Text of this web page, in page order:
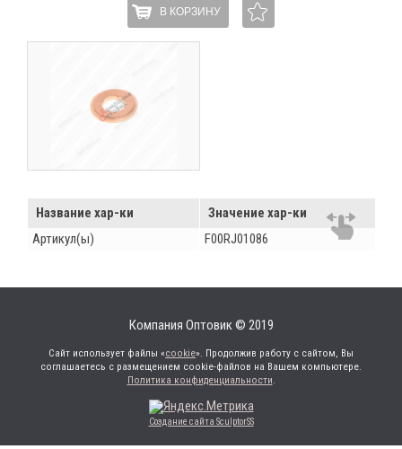
В КОРЗИНУ
Название хар-ки
Значение хар-ки
Артикул(ы)
F00RJ01086
Компания Оптовик © 2019
Сайт использует файлы «cookie». Продолжив работу с сайтом, Вы
соглашаетесь с размещением cookie-файлов на Вашем компьютере.
Политика конфиденциальности.
Создание сайта SculptorSS